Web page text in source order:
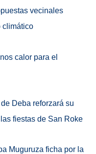
vecinales
climático
calor para el
Deba reforzará su
fiestas de San Roke
Muguruza ficha por la